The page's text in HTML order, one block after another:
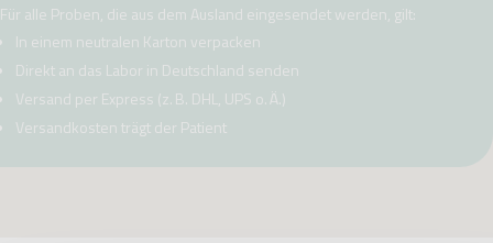
Für alle Proben, die aus dem Ausland eingesendet werden, gilt:
In einem neutralen Karton verpacken
Direkt an das Labor in Deutschland senden
Versand per Express (z. B. DHL, UPS o. Ä.)
Versandkosten trägt der Patient